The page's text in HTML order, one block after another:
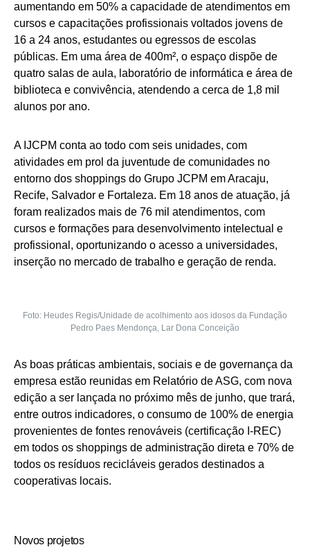
aumentando em 50% a capacidade de atendimentos em
cursos e capacitações profissionais voltados jovens de
16 a 24 anos, estudantes ou egressos de escolas
públicas. Em uma área de 400m², o espaço dispõe de
quatro salas de aula, laboratório de informática e área de
biblioteca e convivência, atendendo a cerca de 1,8 mil
alunos por ano.
A IJCPM conta ao todo com seis unidades, com
atividades em prol da juventude de comunidades no
entorno dos shoppings do Grupo JCPM em Aracaju,
Recife, Salvador e Fortaleza. Em 18 anos de atuação, já
foram realizados mais de 76 mil atendimentos, com
cursos e formações para desenvolvimento intelectual e
profissional, oportunizando o acesso a universidades,
inserção no mercado de trabalho e geração de renda.
Foto: Heudes Regis/Unidade de acolhimento aos idosos da Fundação
Pedro Paes Mendonça, Lar Dona Conceição
As boas práticas ambientais, sociais e de governança da
empresa estão reunidas em Relatório de ASG, com nova
edição a ser lançada no próximo mês de junho, que trará,
entre outros indicadores, o consumo de 100% de energia
provenientes de fontes renováveis (certificação I-REC)
em todos os shoppings de administração direta e 70% de
todos os resíduos recicláveis gerados destinados a
cooperativas locais.
Novos projetos